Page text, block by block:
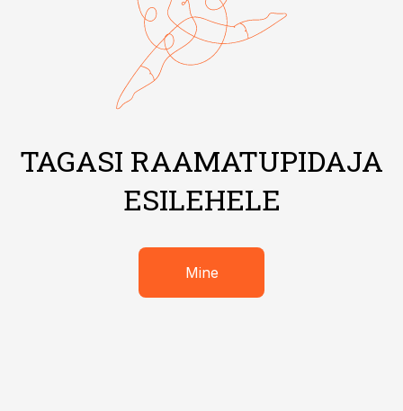
TAGASI RAAMATUPIDAJA
ESILEHELE
Mine